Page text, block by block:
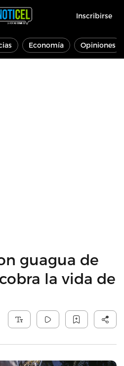
Inscribirse
Economía Opiniones
guagua de
la vida de